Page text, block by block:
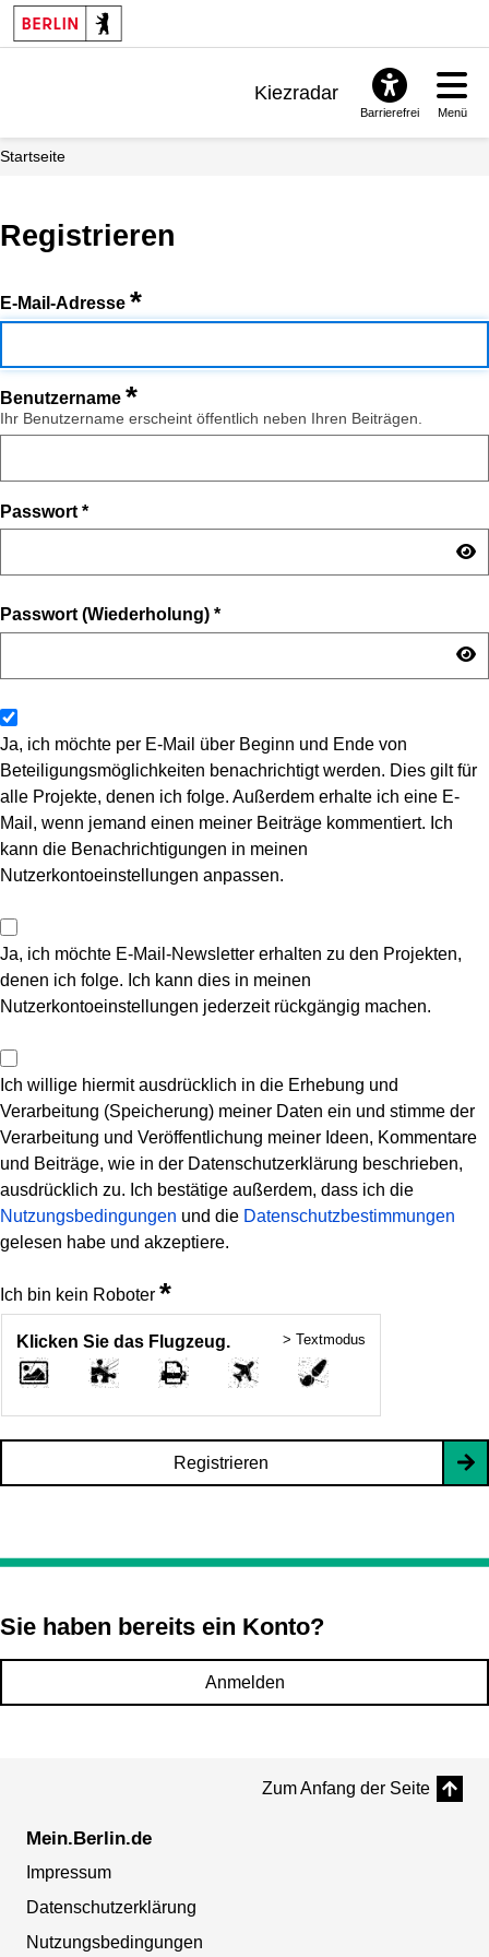
Kiezradar
Barrierefrei Menü
Startseite
Registrieren
E-Mail-Adresse *
Benutzername *
Ihr Benutzername erscheint öffentlich neben Ihren Beiträgen.
Passwort *
Passwort (Wiederholung) *
Ja, ich möchte per E-Mail über Beginn und Ende von
Beteiligungsmöglichkeiten benachrichtigt werden. Dies gilt für
alle Projekte, denen ich folge. Außerdem erhalte ich eine E-
Mail, wenn jemand einen meiner Beiträge kommentiert. Ich
kann die Benachrichtigungen in meinen
Nutzerkontoeinstellungen anpassen.
Ja, ich möchte E-Mail-Newsletter erhalten zu den Projekten,
denen ich folge. Ich kann dies in meinen
Nutzerkontoeinstellungen jederzeit rückgängig machen.
Ich willige hiermit ausdrücklich in die Erhebung und
Verarbeitung (Speicherung) meiner Daten ein und stimme der
Verarbeitung und Veröffentlichung meiner Ideen, Kommentare
und Beiträge, wie in der Datenschutzerklärung beschrieben,
ausdrücklich zu. Ich bestätige außerdem, dass ich die
Nutzungsbedingungen und die Datenschutzbestimmungen
gelesen habe und akzeptiere.
Ich bin kein Roboter *
Klicken Sie das Flugzeug. > Textmodus
Registrieren
Sie haben bereits ein Konto?
Anmelden
Zum Anfang der Seite
Mein.Berlin.de
Impressum
Datenschutzerklärung
Nutzungsbedingungen